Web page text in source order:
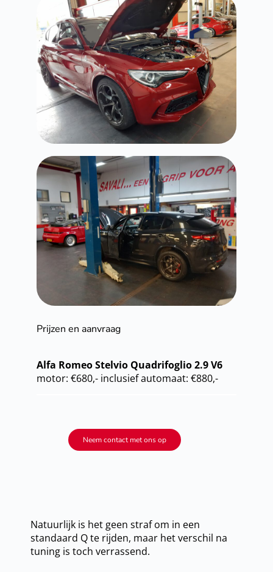
Prijzen en aanvraag
Alfa Romeo Stelvio Quadrifoglio 2.9 V6
motor: €680,- inclusief automaat: €880,-
Neem contact met ons op
Natuurlijk is het geen straf om in een
standaard Q te rijden, maar het verschil na
tuning is toch verrassend.